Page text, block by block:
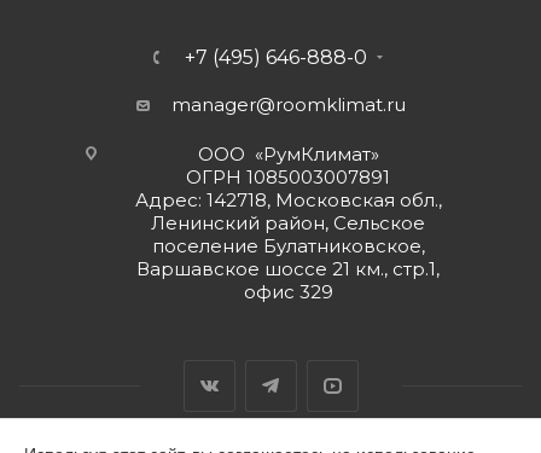
+7 (495) 646-888-0
manager@roomklimat.ru
ООО «РумКлимат»
ОГРН 1085003007891
Адрес: 142718, Московская обл.,
Ленинский район, Сельское
поселение Булатниковское,
Варшавское шоссе 21 км., стр.1,
офис 329